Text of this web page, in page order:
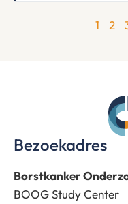
1 2
Bezoekadres
Borstkanker
BOOG Study Center